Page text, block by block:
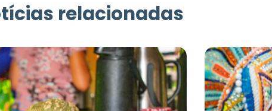
relacionadas